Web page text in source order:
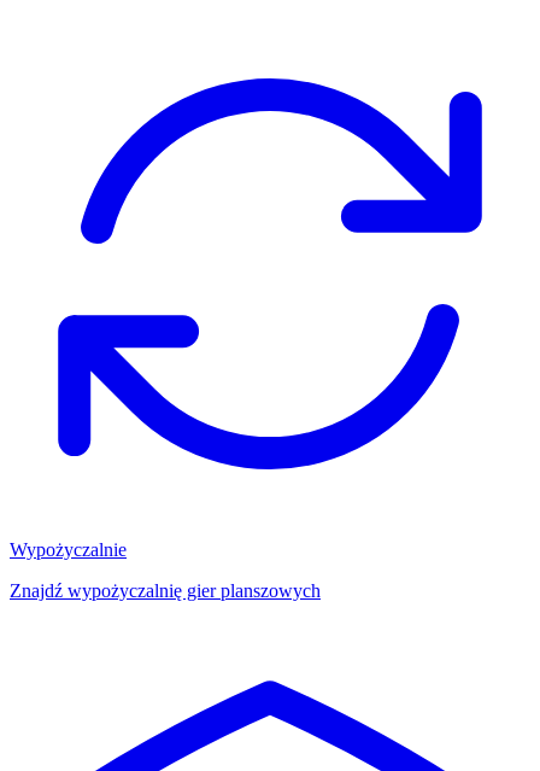
Wypożyczalnie
Znajdź wypożyczalnię gier planszowych